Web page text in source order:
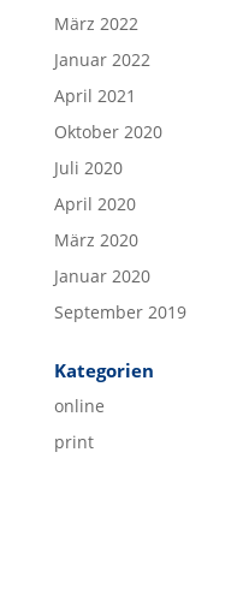
März 2022
Januar 2022
April 2021
Oktober 2020
Juli 2020
April 2020
März 2020
Januar 2020
September 2019
Kategorien
online
print